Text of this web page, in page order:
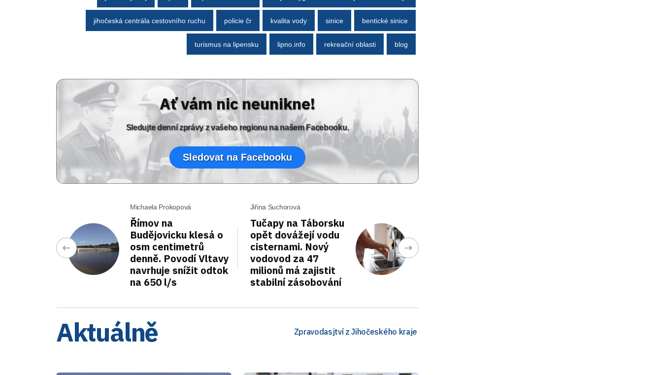
jihočeská centrála cestovního ruchu policie čr kvalita vody sinice bentické sinice
turismus na lipensku lipno.info rekreační oblasti blog
Ať vám nic neunikne!
Sledujte denní zprávy z vašeho regionu na našem Facebooku.
Sledovat na Facebooku
Michaela Prokopová
Římov na
Budějovicku klesá o
osm centimetrů
denně. Povodí Vltavy
navrhuje snížit odtok
na 650 l/s
Jiřina Suchorová
Tučapy na Táborsku
opět dovážejí vodu
cisternami. Nový
vodovod za 47
milionů má zajistit
stabilní zásobování
Aktuálně Zpravodasjtví z Jihočeského kraje